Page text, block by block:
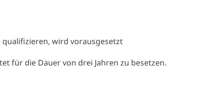
wird vorausgesetzt
für die Dauer von drei Jahren zu besetzen.